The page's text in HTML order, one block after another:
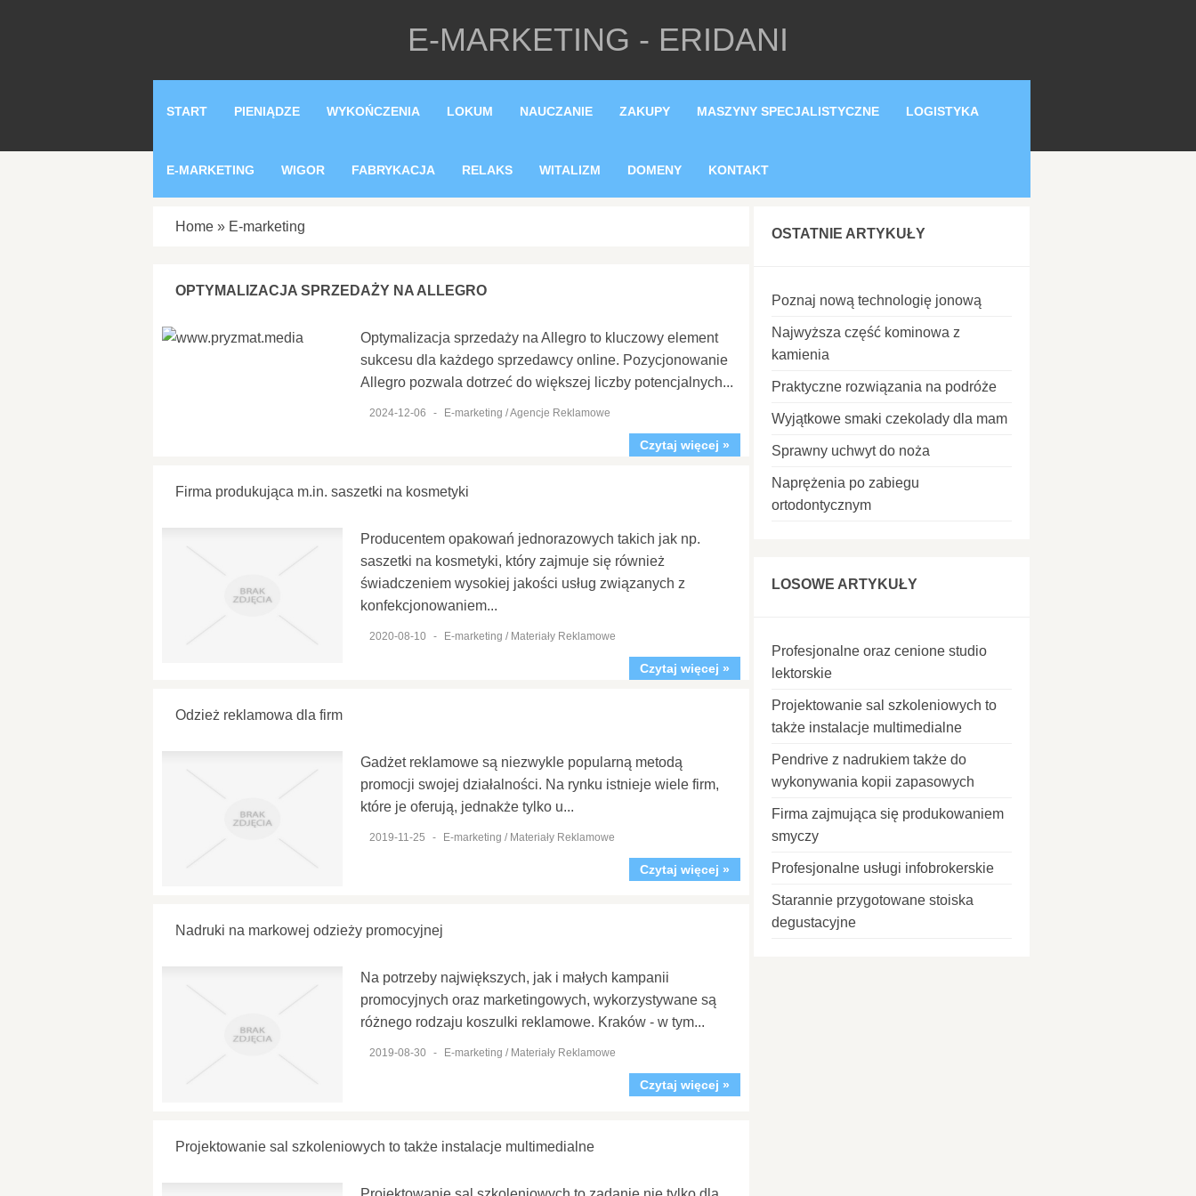
E-MARKETING - ERIDANI
START PIENIĄDZE WYKOŃCZENIA LOKUM NAUCZANIE ZAKUPY MASZYNY SPECJALISTYCZNE LOGISTYKA
E-MARKETING WIGOR FABRYKACJA RELAKS WITALIZM DOMENY KONTAKT
Home » E-marketing
OPTYMALIZACJA SPRZEDAŻY NA ALLEGRO
Optymalizacja sprzedaży na Allegro to kluczowy element
sukcesu dla każdego sprzedawcy online. Pozycjonowanie
Allegro pozwala dotrzeć do większej liczby potencjalnych...
2024-12-06 - E-marketing / Agencje Reklamowe
Czytaj więcej »
Firma produkująca m.in. saszetki na kosmetyki
Producentem opakowań jednorazowych takich jak np.
saszetki na kosmetyki, który zajmuje się również
świadczeniem wysokiej jakości usług związanych z
konfekcjonowaniem...
2020-08-10 - E-marketing / Materiały Reklamowe
Czytaj więcej »
Odzież reklamowa dla firm
Gadżet reklamowe są niezwykle popularną metodą
promocji swojej działalności. Na rynku istnieje wiele firm,
które je oferują, jednakże tylko u...
2019-11-25 - E-marketing / Materiały Reklamowe
Czytaj więcej »
Nadruki na markowej odzieży promocyjnej
Na potrzeby największych, jak i małych kampanii
promocyjnych oraz marketingowych, wykorzystywane są
różnego rodzaju koszulki reklamowe. Kraków - w tym...
2019-08-30 - E-marketing / Materiały Reklamowe
Czytaj więcej »
Projektowanie sal szkoleniowych to także instalacje multimedialne
OSTATNIE ARTYKUŁY
Poznaj nową technologię jonową
Najwyższa część kominowa z
kamienia
Praktyczne rozwiązania na podróże
Wyjątkowe smaki czekolady dla mam
Sprawny uchwyt do noża
Naprężenia po zabiegu
ortodontycznym
LOSOWE ARTYKUŁY
Profesjonalne oraz cenione studio
lektorskie
Projektowanie sal szkoleniowych to
także instalacje multimedialne
Pendrive z nadrukiem także do
wykonywania kopii zapasowych
Firma zajmująca się produkowaniem
smyczy
Profesjonalne usługi infobrokerskie
Starannie przygotowane stoiska
degustacyjne